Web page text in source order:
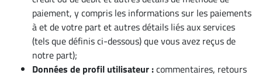
paiement, y compris les informations sur les paiements
à et de votre part et autres détails liés aux services
(tels que définis ci-dessous) que vous avez reçus de
notre part);
Données de profil utilisateur :commentaires, retours